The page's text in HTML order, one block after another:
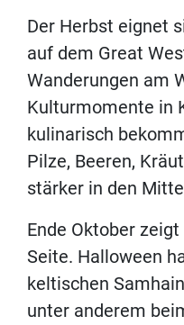
Der Herbst eignet
auf dem Great
Wanderungen am
Kulturmomente in
kulinarisch
Pilze, Beeren,
stärker in den
Ende Oktober
Seite. Halloween
keltischen
unter anderem